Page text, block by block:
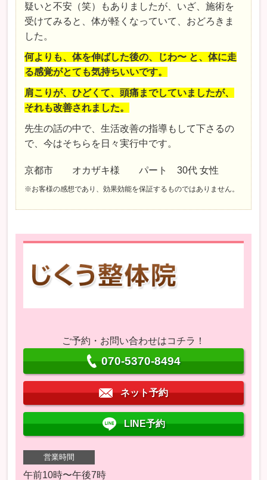
疑いと不安（笑）もありましたが、いざ、施術を
受けてみると、体が軽くなっていて、おどろきま
した。
何よりも、体を伸ばした後の、じわ〜 と、体に走
る感覚がとても気持ちいいです。
肩こりが、ひどくて、頭痛までしていましたが、
それも改善されました。
先生の話の中で、生活改善の指導もして下さるの
で、今はそちらを日々実行中です。
京都市 オカザキ様 パート 30代 女性
※お客様の感想であり、効果効能を保証するものではありません。
ご予約・お問い合わせはコチラ！
070-5370-8494
ネット予約
LINE予約
営業時間
午前10時〜午後7時